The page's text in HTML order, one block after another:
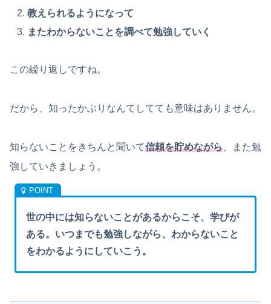
教えられるようになって
またわからないことを調べて勉強していく
この繰り返しですね。
だから、知ったかぶりなんてしてても意味はありません。
知らないことをきちんと聞いて信頼を貯めながら 、また勉
強していきましょう。
世の中には知らないことがあるからこそ、学びが
ある。いつまでも勉強しながら、わからないこと
をわかるようにしていこう。